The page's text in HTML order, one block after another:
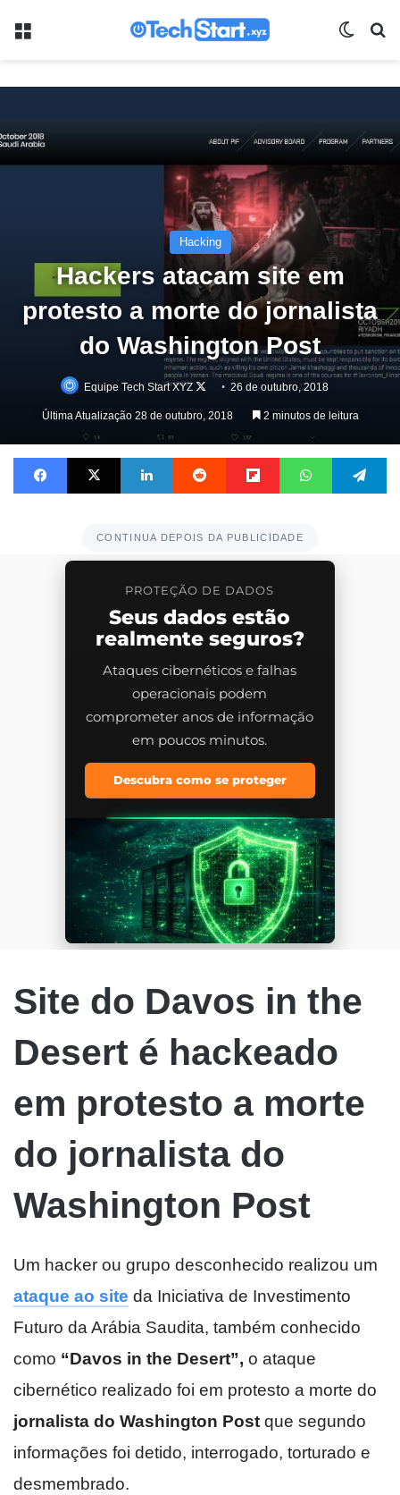
Hacking
Hackers atacam site em
protesto a morte do jornalista
do Washington Post
Equipe Tech Start XYZ
Follow26 de outubro, 2018
Última Atualização 28 de outubro, 2018 2 minutos de leitura
Facebook X Linkedin Reddit Flipboard WhatsApp
CONTINUA DEPOIS DA PUBLICIDADE
PROTEÇÃO DE DADOS
Seus dados estão
realmente seguros?
Ataques cibernéticos e falhas
operacionais podem
comprometer anos de informação
em poucos minutos.
Descubra como se proteger
Site do Davos in the
Desert é hackeado
em protesto a morte
do jornalista do
Washington Post
Um hacker ou grupo desconhecido realizou um
ataque ao site da Iniciativa de Investimento
Futuro da Arábia Saudita, também conhecido
como “Davos in the Desert”, o ataque
cibernético realizado foi em protesto a morte do
jornalista do Washington Post que segundo
informações foi detido, interrogado, torturado e
desmembrado.